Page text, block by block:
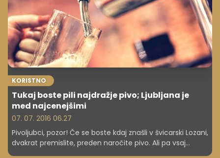
KORISTNO
Tukaj boste pili najdražje pivo; Ljubljana je
med najcenejšimi
07. 07. 2016 06.27
Pivoljubci, pozor! Če se boste kdaj znašli v švicarski Lozani,
dvakrat premislite, preden naročite pivo. Ali pa vsaj